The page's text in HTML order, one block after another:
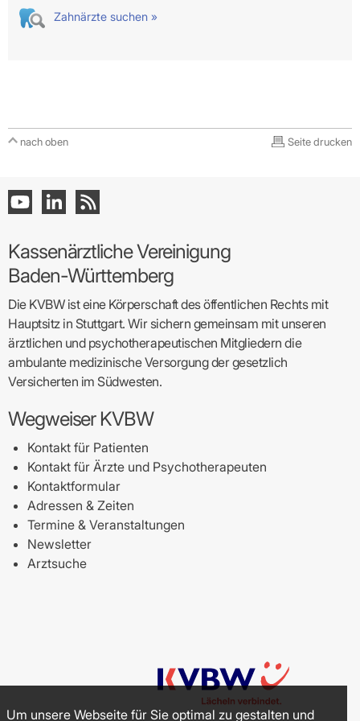
Zahnärzte suchen »
nach oben Seite drucken
Kassenärztliche Vereinigung
Baden-Württemberg
Die KVBW ist eine Körperschaft des öffentlichen Rechts mit
Hauptsitz in Stuttgart. Wir sichern gemeinsam mit unseren
ärztlichen und psychotherapeutischen Mitgliedern die
ambulante medizinische Versorgung der gesetzlich
Versicherten im Südwesten.
Wegweiser KVBW
Kontakt für Patienten
Kontakt für Ärzte und Psychotherapeuten
Kontaktformular
Adressen & Zeiten
Termine & Veranstaltungen
Newsletter
Arztsuche
Um unsere Webseite für Sie optimal zu gestalten und